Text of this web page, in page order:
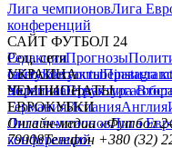
Лига чемпионовЛига
конференций
САЙТ ФУТБОЛ 24
РедакцияПрогнозы
сайтуКонтактыПравила
политикаСтруктура
Соц. сети
facebookxyoutubeinstagram
УКРАИНА
УкраинаПервая лига
ЧЕМПИОНАТЫ
ГерманияИспанияАнглия
ЕВРОКУБКИ
Лига чемпионовЛига
конференций
Онлайн-медиа «Футбол
79008Телефон +380 (32)